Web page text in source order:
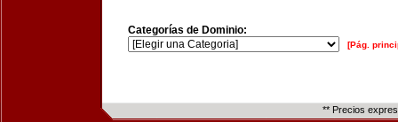
Categorías de Dominio:
[Pág.
** Precios